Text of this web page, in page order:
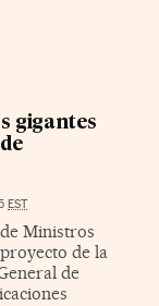
gigantes
EST
Ministros
de la
de